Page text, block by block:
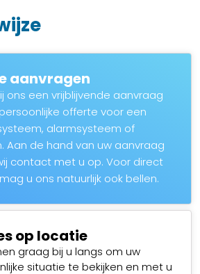
aanvragen
ons een vrijblijvende aanvraag
offerte voor een
alarmsysteem of
Aan de hand van uw aanvraag
contact met u op. Voor direct
u ons natuurlijk ook bellen.
op locatie
graag bij u langs om uw
situatie te bekijken en met u